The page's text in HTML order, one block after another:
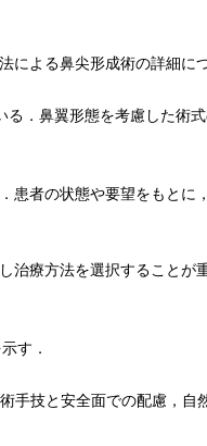
よる鼻尖形成術の詳細に
．鼻翼形態を考慮した術
者の状態や要望をもと
治療方法を選択することが
す．
技と安全面での配慮，